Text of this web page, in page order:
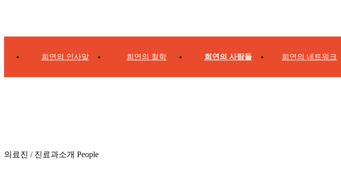
희연의 인사말 희연의 철학 희연의 사람들 희연의 네트워크
의료진 / 진료과소개 People